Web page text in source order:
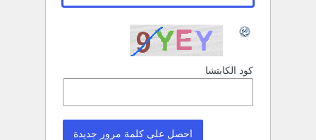
كود الكابتشا